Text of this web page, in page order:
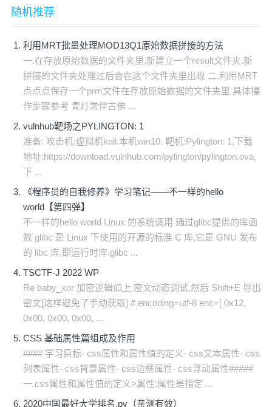
随机推荐
利用MRT批量处理MOD13Q1原始数据拼接的方法
一.在存放原始数据的文件夹里,新建立一个result文件夹.新
拼接的文件夹处理过后会在这个文件夹里出现 二.利用MRT
点点点保存一个prm文件在存放原始数据的文件夹里 具体操
作步骤参考 青灯常伴古佛 ...
vulnhub靶场之PYLINGTON: 1
准备: 攻击机:虚拟机kali.本机win10. 靶机:Pylington: 1,下载
地址:https://download.vulnhub.com/pylington/pylington.ova,
下 ...
《程序员的自我修养》学习笔记——不一样的hello
world【第四弹】
不一样的hello world Linux 的系统调用 通过glibc提供的库函
数 glibc 是 Linux 下使用的开源的标准 C 库,它是 GNU 发布
的 libc 库,即运行时库.glibc ...
TSCTF-J 2022 WP
Re baby_xor 加密逻辑如上,密文动态调试,然后 Shift+E 导出
密文[这样避免了手动获取] # encoding=utf-8 enc=[ 0x12,
0x00, 0x00, 0x00, ...
CSS 基础属性篇组成及作用
#### 学习目标- css属性和属性值的定义- css文本属性- css
列表属性- css背景属性- css边框属性- css浮动属性#####
一.css属性和属性值的定义>属性:属性是指定 ...
2020中国最好大学排名.py（亲测有效）